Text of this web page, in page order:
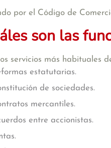
por el Código de
son las
servicios más habituales
estatutarias.
de sociedades.
mercantiles.
entre accionistas.